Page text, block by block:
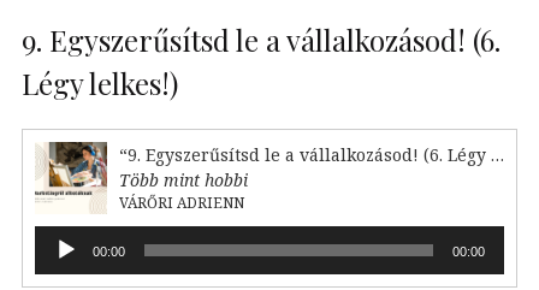
9. Egyszerűsítsd le a vállalkozásod! (6.
Légy lelkes!)
“9. Egyszerűsítsd le a vállalkozásod! (6. Légy lelkes!)”
Több mint hobbi
VÁRŐRI ADRIENN
Audió
lejátszó00:00 00:00